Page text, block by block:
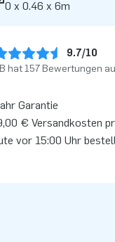
0 x 0.46 x 6m
9.7/10
hat 157 Bewertungen
Garantie
€ Versandkosten
vor 15:00 Uhr